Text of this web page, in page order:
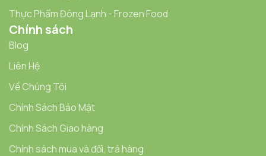
Thực Phẩm Đông Lạnh - Frozen Food
Chính sách
Blog
Liên Hệ
Về Chúng Tôi
Chính Sách Bảo Mật
Chính Sách Giao hàng
Chính sách mua và đổi, trả hàng